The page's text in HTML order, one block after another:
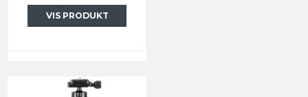
VIS PRODUKT